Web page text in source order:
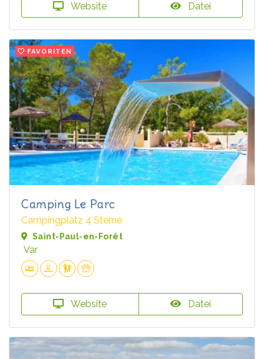
Website Datei
FAVORITEN
Camping Le Parc
Campingplatz 4 Sterne
Saint-Paul-en-Forêt
Var
Website Datei